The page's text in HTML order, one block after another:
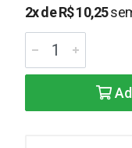
2x de R$ 10,25